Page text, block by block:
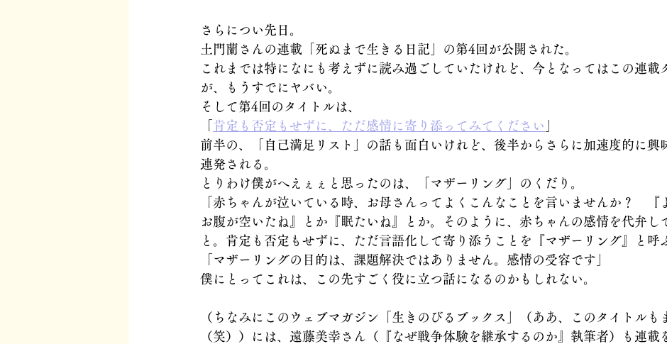
さらについ先日。
土門蘭さんの連載「死ぬまで生きる日記」の第4回が公開された。
これまでは特になにも考えずに読み過ごしていたけれど、今となってはこの連載
が、もうすでにヤバい。
そして第4回のタイトルは、
肯定も否定もせずに、ただ感情に寄り添ってみてください 」
前半の、「自己満足リスト」の話も面白いけれど、後半からさらに加速度的に興
連発される。
とりわけ僕がへえぇぇと思ったのは、「マザーリング」のくだり。
「赤ちゃんが泣いている時、お母さんってよくこんなことを言いませんか？　『
お腹が空いたね』とか『眠たいね』とか。そのように、赤ちゃんの感情を代弁し
と。肯定も否定もせずに、ただ言語化して寄り添うことを『マザーリング』と呼
「マザーリングの目的は、課題解決ではありません。感情の受容です」
僕にとってこれは、この先すごく役に立つ話になるのかもしれない。
（ちなみにこのウェブマガジン「生きのびるブックス」（ああ、このタイトル
（笑））には、遠藤美幸さん（『なぜ戦争体験を継承するのか』執筆者）も連載